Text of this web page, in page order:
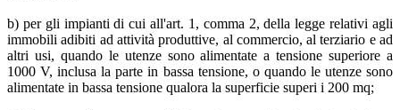
b) per gli impianti di cui all'art. 1, comma 2, della legge relativi agli
immobili adibiti ad attività produttive, al commercio, al terziario e ad
altri usi, quando le utenze sono alimentate a tensione superiore a
1000 V, inclusa la parte in bassa tensione, o quando le utenze sono
alimentate in bassa tensione qualora la superficie superi i 200 mq;